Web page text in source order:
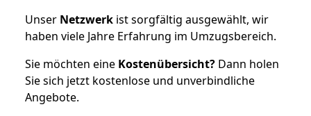
Unser Netzwerk ist sorgfältig ausgewählt, wir
haben viele Jahre Erfahrung im Umzugsbereich.
Sie möchten eine Kostenübersicht? Dann holen
Sie sich jetzt kostenlose und unverbindliche
Angebote.